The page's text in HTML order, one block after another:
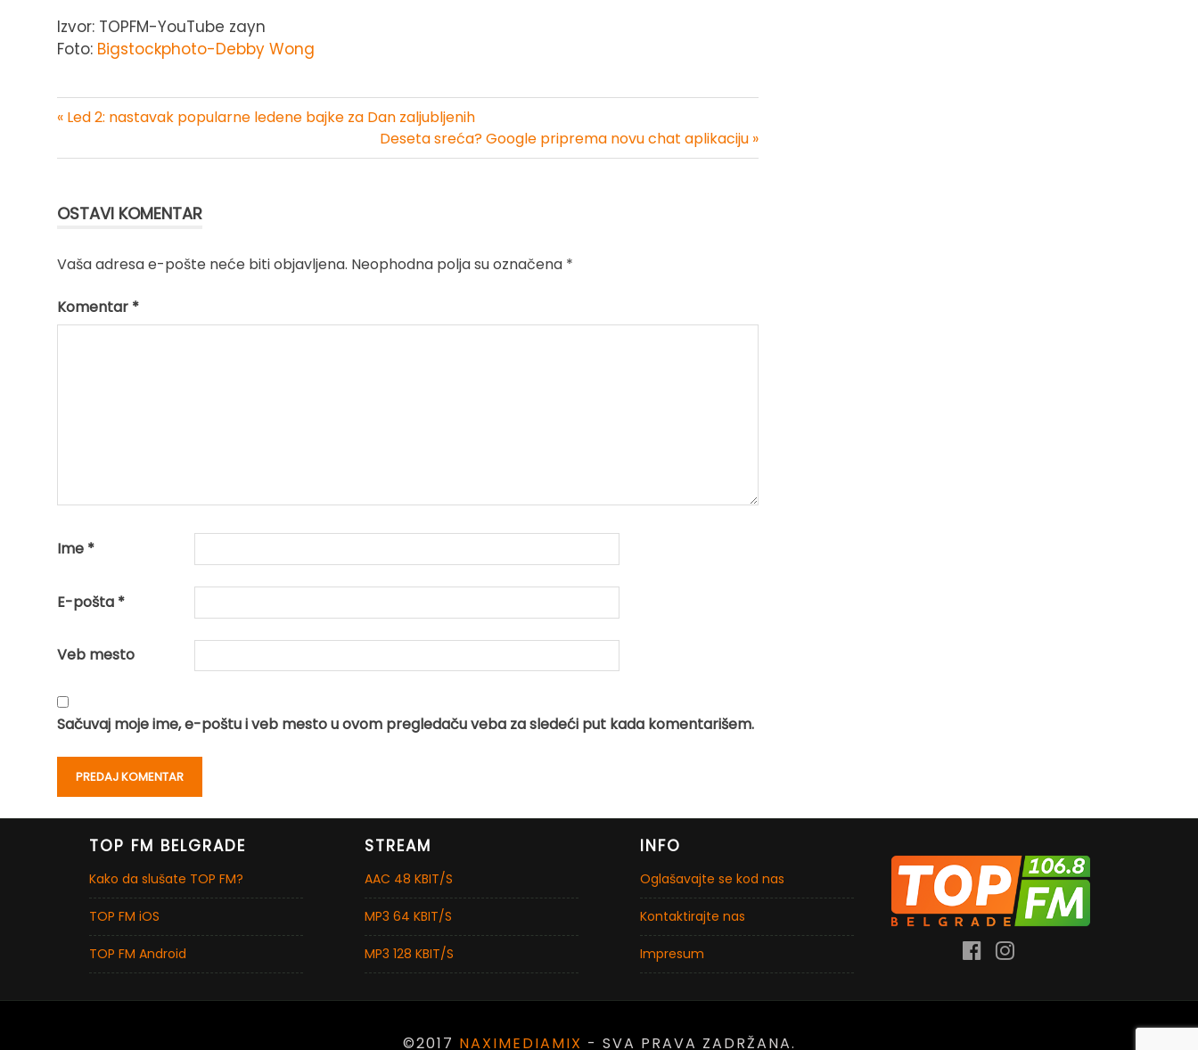
Izvor: TOPFM-YouTube zayn
Foto: Bigstockphoto-Debby Wong
« Led 2: nastavak popularne ledene bajke za Dan zaljubljenih
Deseta sreća? Google priprema novu chat aplikaciju »
OSTAVI KOMENTAR
Vaša adresa e-pošte neće biti objavljena. Neophodna polja su označena *
Komentar *
Ime *
E-pošta *
Veb mesto
Sačuvaj moje ime, e-poštu i veb mesto u ovom pregledaču veba za sledeći put kada komentarišem.
TOP FM BELGRADE
Kako da slušate TOP FM?
TOP FM iOS
TOP FM Android
STREAM
AAC 48 KBIT/S
MP3 64 KBIT/S
MP3 128 KBIT/S
INFO
Oglašavajte se kod nas
Kontaktirajte nas
Impresum
©2017 NAXIMEDIAMIX - SVA PRAVA ZADRŽANA.